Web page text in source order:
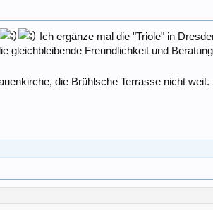
Ich ergänze mal die "Triole" in
gleichbleibende Freundlichkeit und
die Brühlsche Terrasse nicht